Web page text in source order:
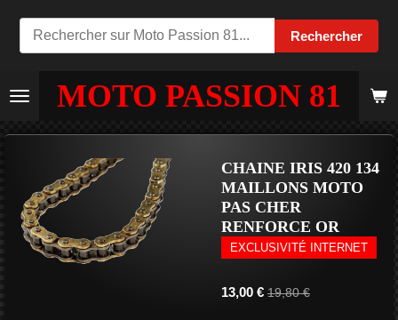
Rechercher
Passer
au
principal MOTO PASSION 81
CHAINE IRIS 420 134
MAILLONS MOTO
PAS CHER
RENFORCE OR
EXCLUSIVITÉ INTERNET
13,00 € 19,80 €